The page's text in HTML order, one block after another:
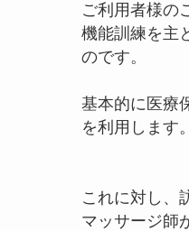
ご利用者様の
機能訓練を主
のです。
基本的に医療
を利用します。
これに対し、
マッサージ師